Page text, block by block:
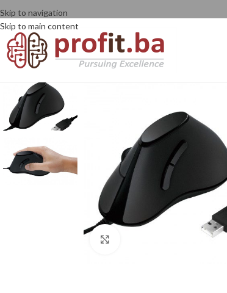
Skip to navigation
Skip to main content